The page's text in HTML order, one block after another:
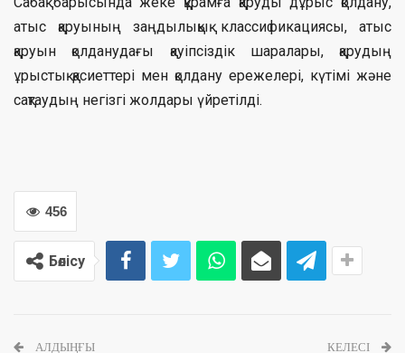
атыс қаруының заңдылықық классификациясы, атыс
қаруын қолданудағы қауіпсіздік шаралары, қарудың
ұрыстық қасиеттері мен қолдану ережелері, күтімі және
сақтаудың негізгі жолдары үйретілді.
456
Бөлісу
АЛДЫҢҒЫ КЕЛЕСІ